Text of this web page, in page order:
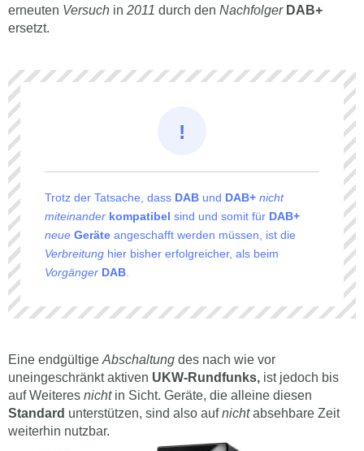
erneuten Versuch in 2011 durch den Nachfolger DAB+
ersetzt.
Trotz der Tatsache, dass DAB und DAB+ nicht
miteinander kompatibel sind und somit für DAB+
neue Geräte angeschafft werden müssen, ist die
Verbreitung hier bisher erfolgreicher, als beim
Vorgänger DAB
Eine endgültige Abschaltung des nach wie vor
uneingeschränkt aktiven UKW-Rundfunks, ist jedoch bis
auf Weiteres nichtin Sicht. Geräte, die alleine diesen
Standard unterstützen, sind also aufnichtabsehbare Zeit
weiterhin nutzbar.